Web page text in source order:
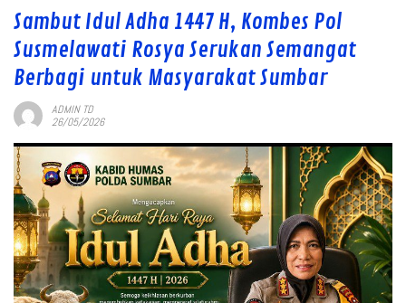
Sambut Idul Adha 1447 H, Kombes Pol
Susmelawati Rosya Serukan Semangat
Berbagi untuk Masyarakat Sumbar
ADMIN TD
26/05/2026